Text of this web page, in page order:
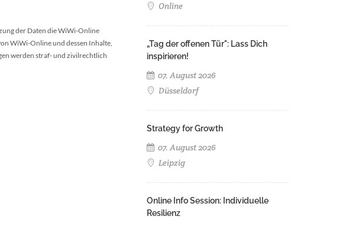
der Daten die WiWi-Online
WiWi-Online und dessen Inhalte,
werden straf- und zivilrechtlich
Online
„Tag der offenen Tür": Lass Dich
inspirieren!
07. August 2026
Düsseldorf
Strategy for Growth
07. August 2026
Leipzig
Online Info Session: Individuelle
Resilienz